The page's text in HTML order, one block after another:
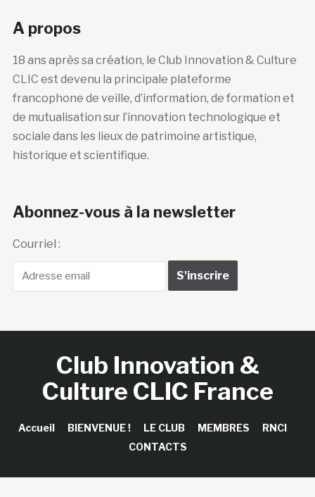
A propos
18 ans après sa création, le Club Innovation & Culture
CLIC est devenu la principale plateforme
francophone de veille, d’information, de formation et
de mutualisation sur l’innovation technologique et
sociale dans les lieux de patrimoine artistique,
historique et scientifique.
Abonnez-vous à la newsletter
Courriel :
Club Innovation &
Culture CLIC France
Accueil BIENVENUE ! LE CLUB MEMBRES
RNCI
CONTACTS